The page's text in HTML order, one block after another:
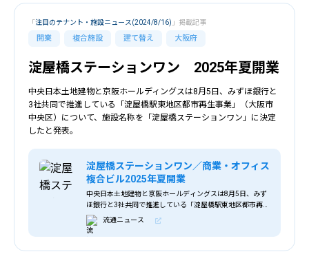
開業 複合施設 建て替え 大阪府
「注目のテナント・施設ニュース(2024/8/16) 」掲載記事
淀屋橋ステーションワン 2025年夏開業
中央日本土地建物と京阪ホールディングスは8月5日、みずほ銀行と
3社共同で推進している「淀屋橋駅東地区都市再生事業」（大阪市
中央区）について、施設名称を「淀屋橋ステーションワン」に決定
したと発表。
淀屋橋ステーションワン／商業・オフィス
複合ビル2025年夏開業
中央日本土地建物と京阪ホールディングスは8月5日、みず
ほ銀行と3社共同で推進している「淀屋橋駅東地区都市再生
事業」（大阪市中央区）について、施設名称を「淀屋橋ス
テーションワン」に決定したと発表した。
流通ニュース